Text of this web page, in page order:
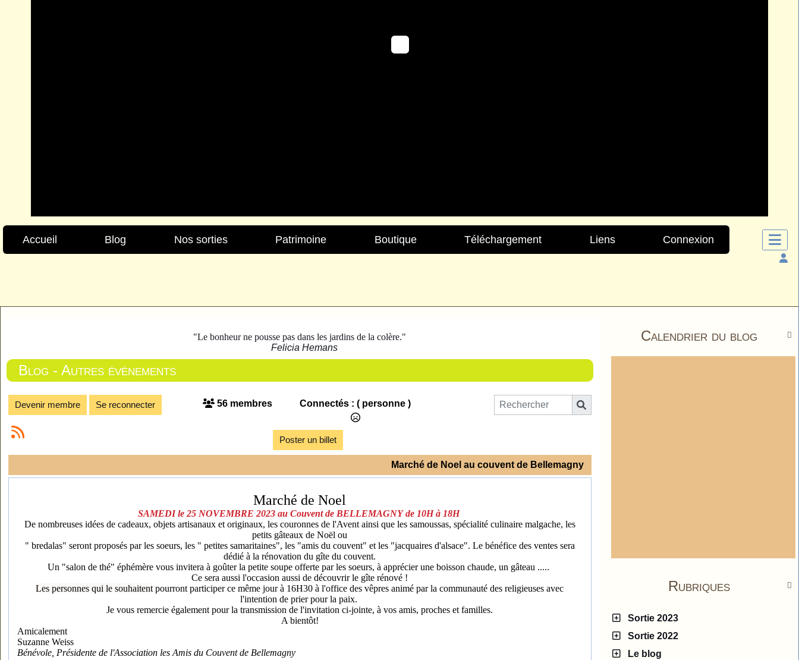
Accueil Blog Nos sorties Patrimoine Boutique Téléchargement Liens Connexion
"Le bonheur ne pousse pas dans les jardins de la colère."
Felicia Hemans
Blog - Autres évènements
Devenir membre Se reconnecter 56 membres Connectés : ( personne )
Poster un billet
Marché de Noel au couvent de Bellemagny
Marché de Noel
SAMEDI le 25 NOVEMBRE 2023 au Couvent de BELLEMAGNY de 10H à 18H
De nombreuses idées de cadeaux, objets artisanaux et originaux, les couronnes de l'Avent ainsi que les samoussas, spécialité culinaire malgache, les
petits gâteaux de Noël ou
" bredalas" seront proposés par les soeurs, les " petites samaritaines", les "amis du couvent" et les "jacquaires d'alsace". Le bénéfice des ventes sera
dédié à la rénovation du gîte du couvent.
Un "salon de thé" éphémère vous invitera à goûter la petite soupe offerte par les soeurs, à apprécier une boisson chaude, un gâteau .....
Ce sera aussi l'occasion aussi de découvrir le gîte rénové !
Les personnes qui le souhaitentpourront participer ce même jour à 16H30 à l'office des vêpres animé par la communauté des religieuses avec
l'intention de prier pour la paix.
Je vous remercie également pour la transmission de l'invitation ci-jointe, à vos amis, proches et familles.
A bientôt!
Amicalement
Suzanne Weiss
Bénévole, Présidente de l'Association les Amis du Couvent de Bellemagny

Calendrier du blog

Rubriques
Sortie 2023
Sortie 2022
Le blog